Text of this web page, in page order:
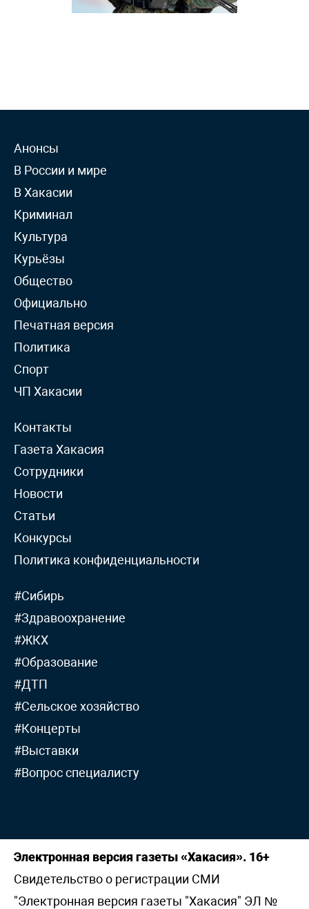
Анонсы
В России и мире
В Хакасии
Криминал
Культура
Курьёзы
Общество
Официально
Печатная версия
Политика
Спорт
ЧП Хакасии
Контакты
Газета Хакасия
Сотрудники
Новости
Статьи
Конкурсы
Политика конфиденциальности
#Сибирь
#Здравоохранение
#ЖКХ
#Образование
#ДТП
#Сельское хозяйство
#Концерты
#Выставки
#Вопрос специалисту
Электронная версия газеты «Хакасия». 16+
Свидетельство о регистрации СМИ
"Электронная версия газеты "Хакасия" ЭЛ №